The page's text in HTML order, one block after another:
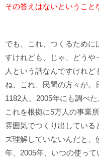
その答えはないということ
でも、これ、つくるため
すけれども、じゃ、どうや
人という話なんですけれど
ね、これ、民間の方々が。
1182人。2005年にも調べ
これを根拠に5万人の事業
雰囲気でつくり出している
ズ理解していないんだと
年、2005年、いつの使って